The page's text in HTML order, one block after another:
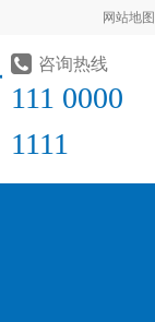
网站地图
咨询热线
111 0000
1111